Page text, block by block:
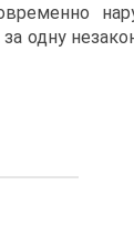
одну